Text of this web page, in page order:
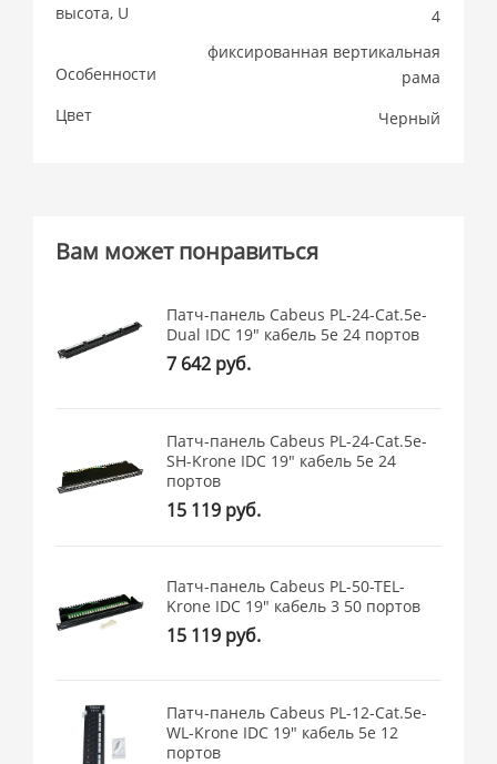
высота, U
4
Особенности
фиксированная вертикальная
рама
Цвет
Черный
Вам может понравиться
Патч-панель Cabeus PL-24-Cat.5e-
Dual IDC 19" кабель 5e 24 портов
7 642 руб.
Патч-панель Cabeus PL-24-Cat.5e-
SH-Krone IDC 19" кабель 5e 24
портов
15 119 руб.
Патч-панель Cabeus PL-50-TEL-
Krone IDC 19" кабель 3 50 портов
15 119 руб.
Патч-панель Cabeus PL-12-Cat.5e-
WL-Krone IDC 19" кабель 5e 12
портов